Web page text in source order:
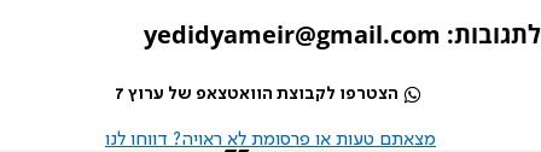
לתגובות: yedidyameir@gmail.com
הצטרפו לקבוצת הוואטצאפ של ערוץ 7
מצאתם טעות או פרסומת לא ראויה? דווחו לנו